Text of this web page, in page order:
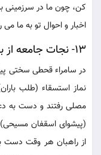
کن، چون ما در سرزمینی
اخبار و احوال تو به ما
13- نجات جامعه از بحران های سرنوشت ساز
در سامراء قحطی سختی
نماز استسقاء (طلب
مصلی رفتند و دست به دعا
(پیشوای اسقفان
از راهبان هر وقت دست